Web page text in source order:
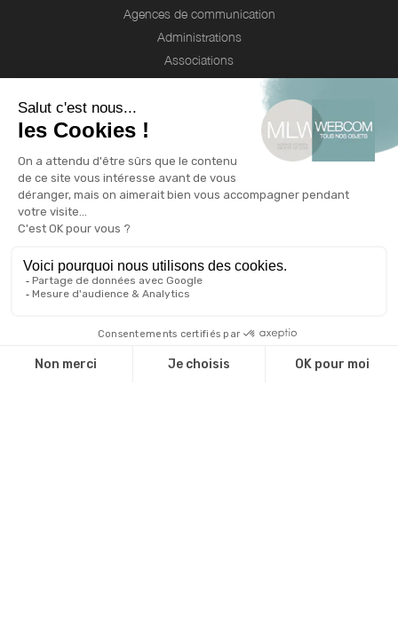
Agences de communication
Administrations
Associations
Valorisez votre marque
Le blog de l'objet publicitaire
Nos engagements RSE
Qui sommes-nous ?
Notre catalogue
Revendeurs
Technique de marquage
Guide environnemental